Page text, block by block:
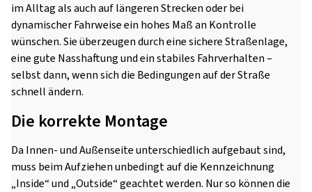
im Alltag als auch auf längeren Strecken oder bei
dynamischer Fahrweise ein hohes Maß an Kontrolle
wünschen. Sie überzeugen durch eine sichere Straßenlage,
eine gute Nasshaftung und ein stabiles Fahrverhalten –
selbst dann, wenn sich die Bedingungen auf der Straße
schnell ändern.
Die korrekte Montage
Da Innen- und Außenseite unterschiedlich aufgebaut sind,
muss beim Aufziehen unbedingt auf die Kennzeichnung
„Inside“ und „Outside“ geachtet werden. Nur so können die